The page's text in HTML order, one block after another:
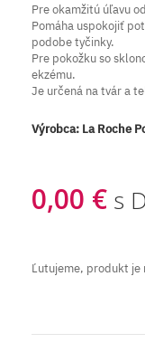
Pre okamžitú úľavu
Pomáha uspokojiť
podobe tyčinky.
Pre pokožku so
ekzému.
Je určená na tvár a
Výrobca: La Roche
0,00 € s
Ľutujeme, produkt je